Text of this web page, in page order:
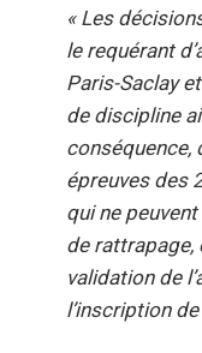
« Les
le requérant
Paris-Saclay
de discipline
conséquence,
épreuves des
qui ne
de rattrapage,
validation de
l’inscription